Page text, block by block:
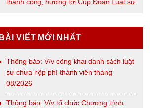
thành công, hướng tới Cúp Đoàn Luật sư
BÀI VIẾT MỚI NHẤT
Thông báo: V/v công khai danh sách luật
sư chưa nộp phí thành viên tháng
08/2026
Thông báo: V/v tổ chức Chương trình